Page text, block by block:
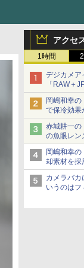
アクセ
1時間
デジカメア
「RAW＋
カメラデフ
「Filmator」
岡嶋和幸
で保冷効果
Watch
赤城耕一の
の魚眼レン
サーズへ
岡嶋和幸
却素材を採
Watch
カメラバカ
いうのはフ